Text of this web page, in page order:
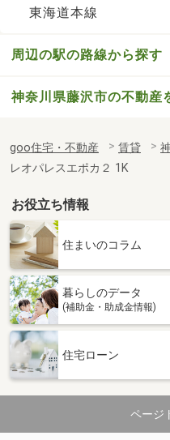
東海道本線
周辺の駅の路線から探す
神奈川県藤沢市の不動産
goo住宅・不動産 賃貸
レオパレスエポカ２ 1K
お役立ち情報
住まいのコラム
暮らしのデータ
(補助金・助成金情報)
住宅ローン
ページ